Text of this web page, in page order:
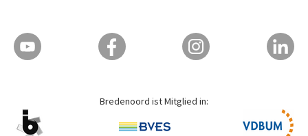
Bredenoord ist Mitglied in: